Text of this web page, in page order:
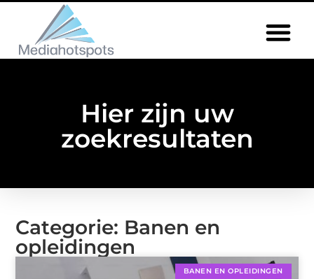
Hier zijn uw
zoekresultaten
Categorie: Banen en
opleidingen
BANEN EN OPLEIDINGEN